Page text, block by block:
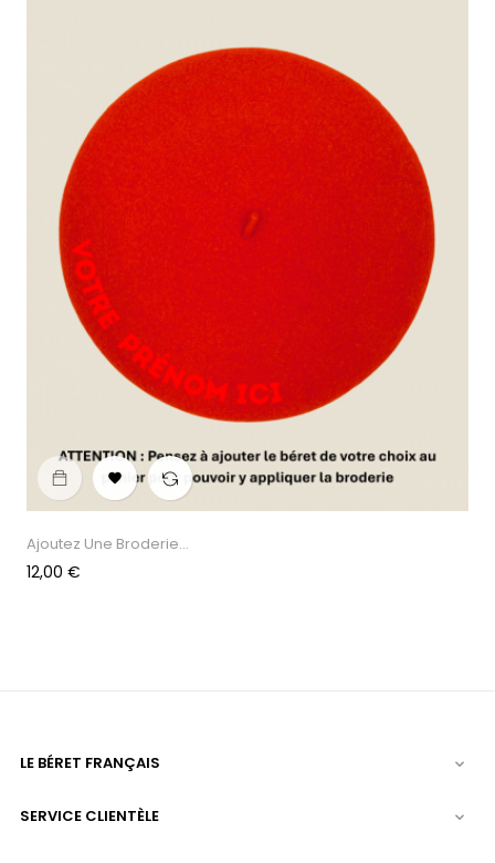

Ajoutez Une Broderie...
Prix
12,00 €
LE BÉRET FRANÇAIS 
SERVICE CLIENTÈLE 